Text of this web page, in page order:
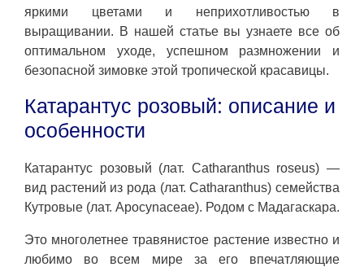
яркими цветами и неприхотливостью в
выращивании. В нашей статье вы узнаете все об
оптимальном уходе, успешном размножении и
безопасной зимовке этой тропической красавицы.
Катарантус розовый: описание и
особенности
Катарантус розовый (лат. Catharanthus roseus) —
вид растений из рода (лат. Catharanthus) семейства
Кутровые (лат. Apocynaceae). Родом с Мадагаскара.
Это многолетнее травянистое растение известно и
любимо во всем мире за его впечатляющие